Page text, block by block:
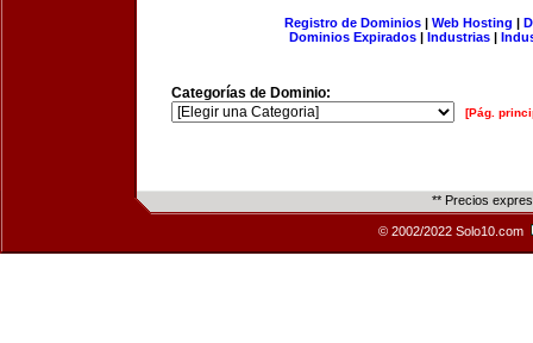
Registro de Dominios| Web Hosting |
Dominios Expirados | Industrias |
Categorías de Dominio:
[Pág.
** Precios
© 2002/2022 Solo10.com